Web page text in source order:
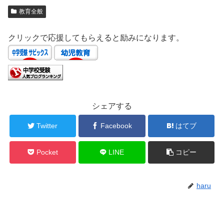
教育全般
クリックで応援してもらえると励みになります。
シェアする
Twitter Facebook はてブ
Pocket LINE コピー
haru